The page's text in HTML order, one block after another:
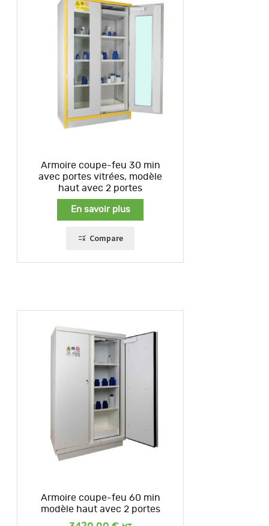
Armoire coupe-feu 30 min
avec portes vitrées, modèle
haut avec 2 portes
En savoir plus
Compare
Armoire coupe-feu 60 min
modèle haut avec 2 portes